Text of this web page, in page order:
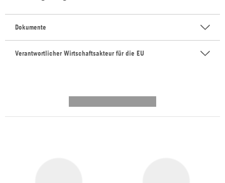
Dokumente
Verantwortlicher Wirtschaftsakteur für die EU